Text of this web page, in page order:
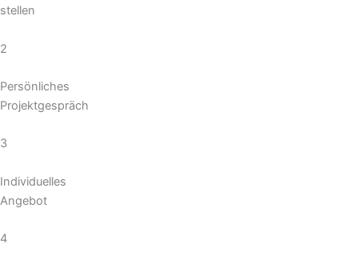
stellen
2
Persönliches
Projektgespräch
3
Individuelles
Angebot
4